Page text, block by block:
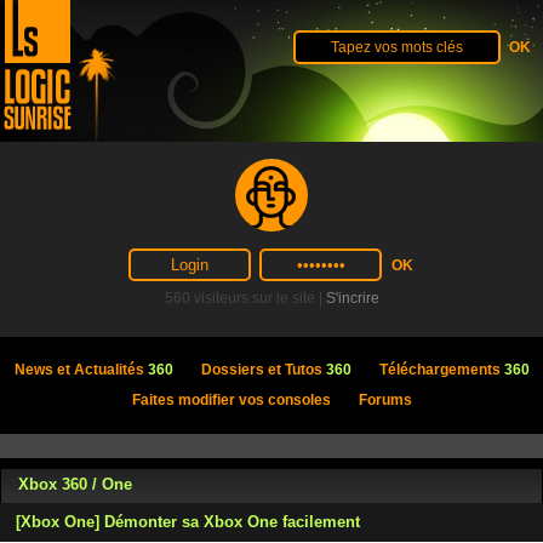
560 visiteurs sur le site | S'incrire
News et Actualités 360 Dossiers et Tutos 360 Téléchargements 360
Faites modifier vos consoles
Forums
Xbox 360 / One
[Xbox One] Démonter sa Xbox One facilement